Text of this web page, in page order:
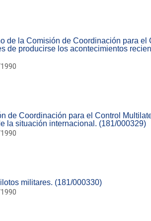
de la Comisión de Coordinación para el
de producirse los acontecimientos
de Coordinación para el Control
la situación internacional. (181/000329)
militares. (181/000330)